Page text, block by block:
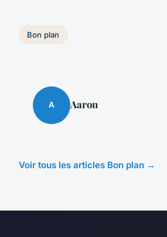
Bon plan
A Aaron
Voir tous les articles Bon plan →